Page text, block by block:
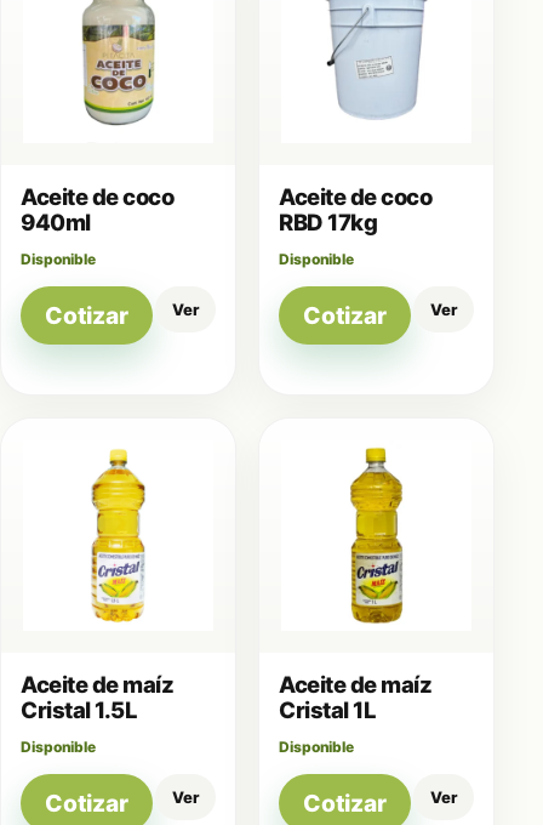
Aceite de coco
940ml
Disponible
Cotizar Ver
Aceite de coco
RBD 17kg
Disponible
Cotizar Ver
Aceite de maíz
Cristal 1.5L
Disponible
Cotizar Ver
Aceite de maíz
Cristal 1L
Disponible
Cotizar Ver